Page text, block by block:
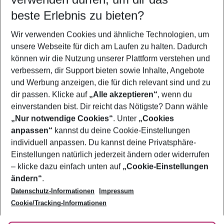
5-8 Nächte
2 Erwachsene Keine Kinder
Mehr Filter anzeigen
Footer
Footer navigation
Über uns
AGB
Bestpreisgarantie
Cookie-Einstellungen ändern
Cookie-Richtlinie
Agenturbetreuung
Barrierefreies Reisen
Folge uns
beste Erlebnis zu bieten?
Wir verwenden Cookies und ähnliche Technologien, um
unsere Webseite für dich am Laufen zu halten. Dadurch
können wir die Nutzung unserer Plattform verstehen und
verbessern, dir Support bieten sowie Inhalte, Angebote
und Werbung anzeigen, die für dich relevant sind und zu
dir passen. Klicke auf „Alle akzeptieren“, wenn du
einverstanden bist. Dir reicht das Nötigste? Dann wähle
„Nur notwendige Cookies“. Unter „Cookies
anpassen“ kannst du deine Cookie-Einstellungen
individuell anpassen. Du kannst deine Privatsphäre-
Einstellungen natürlich jederzeit ändern oder widerrufen
– klicke dazu einfach unten auf „Cookie-Einstellungen
ändern“.
Datenschutz-Informationen
Impressum
Cookie/Tracking-Informationen